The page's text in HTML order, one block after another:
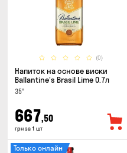
(0)
Напиток на основе виски
Ballantine's Brasil Lime 0.7л
35°
667,50
грн за 1 шт
Только онлайн